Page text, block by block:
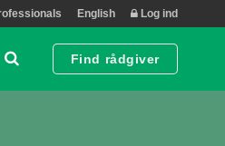
English Log ind
Find rådgiver